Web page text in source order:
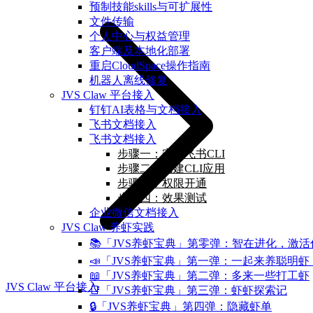
预制技能skills与可扩展性
文件传输
个人中心与权益管理
客户端及本地化部署
重启CloudSpace操作指南
机器人离线修复
JVS Claw 平台接入
钉钉AI表格与文档接入
飞书文档接入
飞书文档接入
步骤一：安装飞书CLI
步骤二：创建CLI应用
步骤三：权限开通
步骤四：效果测试
企业微信文档接入
JVS Claw 养虾实践
📚「JVS养虾宝典」第零弹：智在进化，激
📣「JVS养虾宝典」第一弹：一起来养聪明虾
📖「JVS养虾宝典」第二弹：多来一些打工虾
📑「JVS养虾宝典」第三弹：虾虾探索记
🔒「JVS养虾宝典」第四弹：隐藏虾单
JVS Claw 平台接入